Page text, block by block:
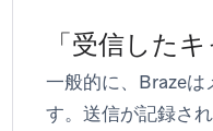
「受信した
一般的に、Brazeは
す。送信が記録さ